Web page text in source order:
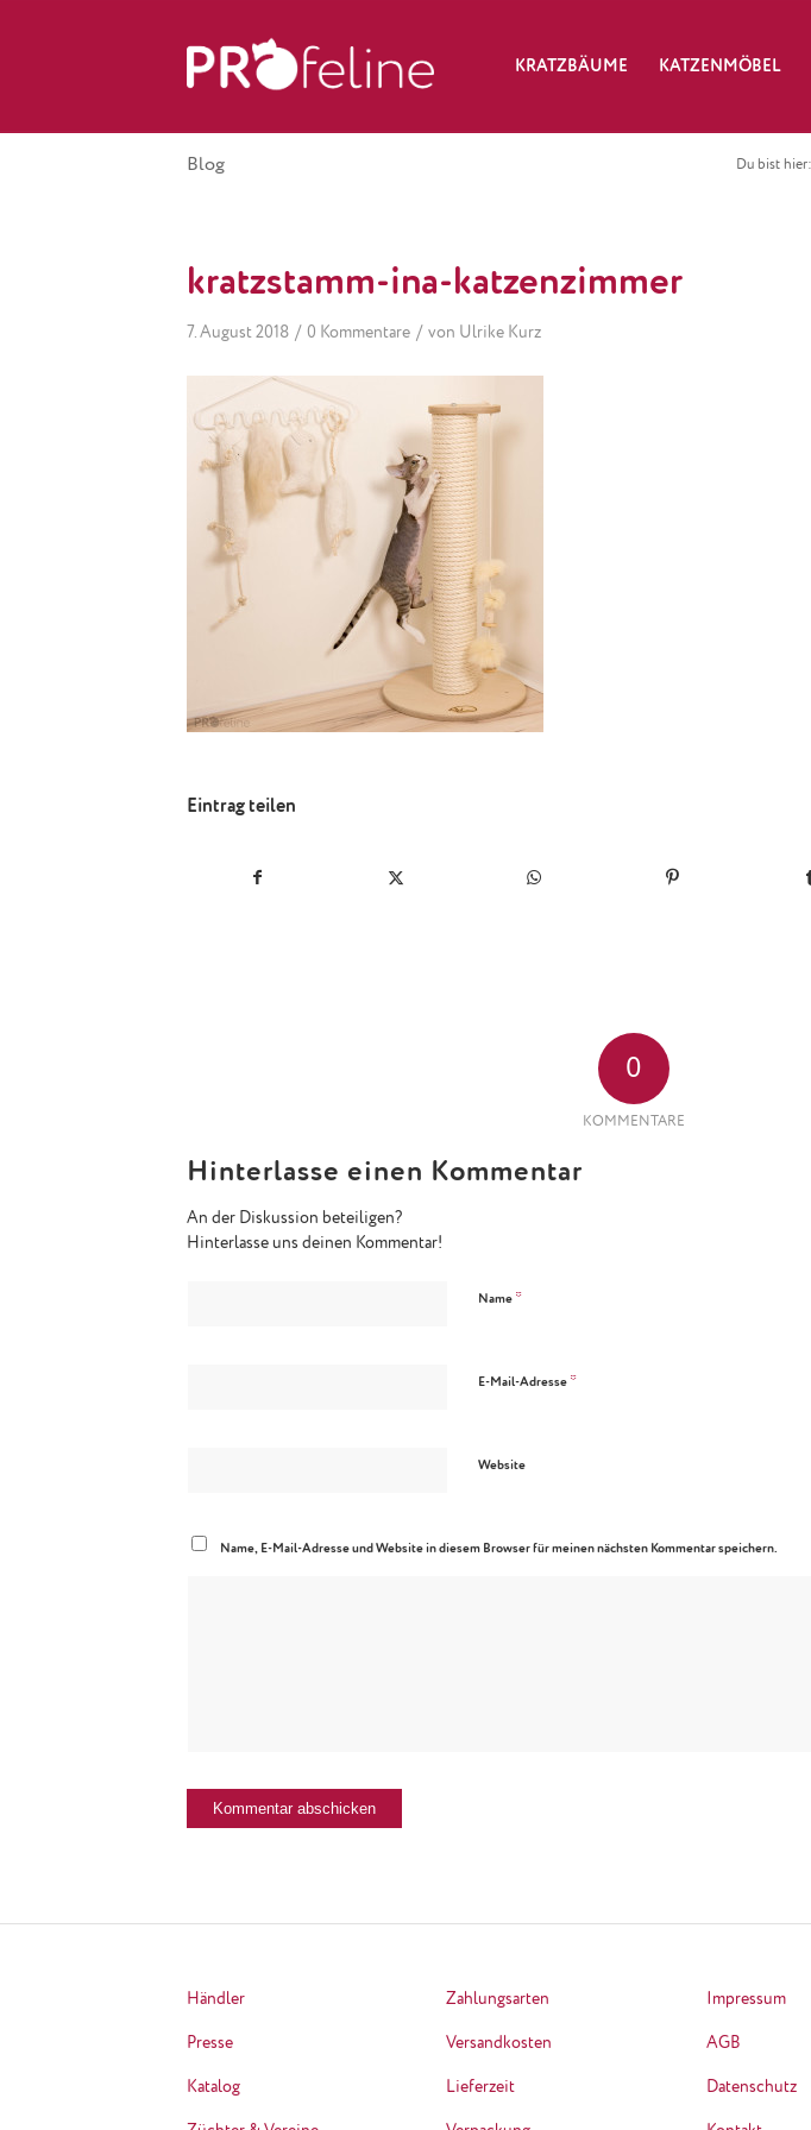
KRATZBÄUME KATZENMÖBEL
Blog Du bist hier:
kratzstamm-ina-katzenzimmer
7. August 2018 / 0 Kommentare / von Ulrike Kurz
Eintrag teilen
0
KOMMENTARE
Hinterlasse einen Kommentar
An der Diskussion beteiligen?
Hinterlasse uns deinen Kommentar!
Name *
E-Mail-Adresse *
Website
Name, E-Mail-Adresse und Website in diesem Browser für meinen nächsten Kommentar speichern.
Händler
Presse
Katalog
Zahlungsarten
Versandkosten
Lieferzeit
Impressum
AGB
Datenschutz